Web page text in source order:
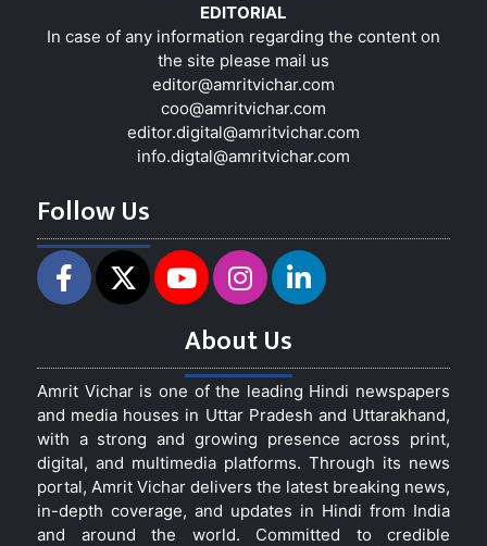
EDITORIAL
In case of any information regarding the content on
the site please mail us
editor@amritvichar.com
coo@amritvichar.com
editor.digital@amritvichar.com
info.digtal@amritvichar.com
Follow Us
About Us
Amrit Vichar is one of the leading Hindi newspapers
and media houses in Uttar Pradesh and Uttarakhand,
with a strong and growing presence across print,
digital, and multimedia platforms. Through its news
portal, Amrit Vichar delivers the latest breaking news,
in-depth coverage, and updates in Hindi from India
and around the world. Committed to credible